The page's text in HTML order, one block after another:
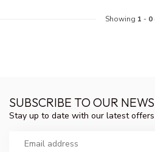
Showing 1 - 0
SUBSCRIBE TO OUR
Stay up to date with our latest offers